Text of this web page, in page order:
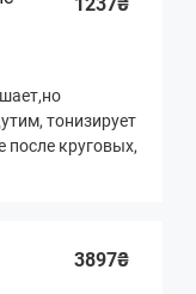
тонизирует
после круговых,
3897₴